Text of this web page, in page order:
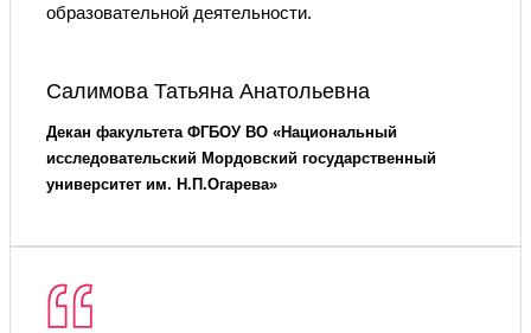
образовательной деятельности.
Салимова Татьяна Анатольевна
Декан факультета ФГБОУ ВО «Национальный
исследовательский Мордовский государственный
университет им. Н.П.Огарева»